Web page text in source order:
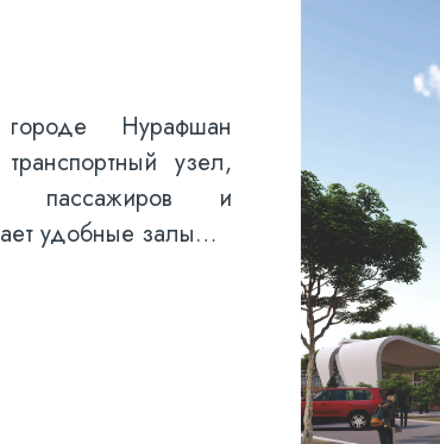
городе Нурафшан
узел,
пассажиров и
удобные залы…